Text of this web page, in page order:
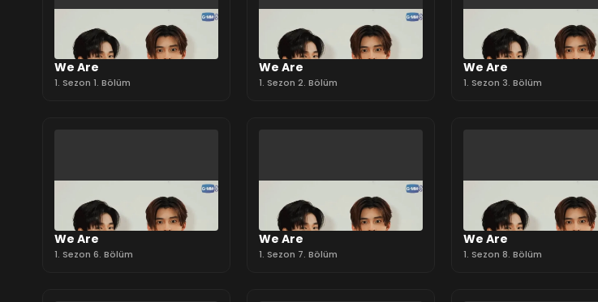
We Are
1. Sezon 1. Bölüm
We Are
1. Sezon 2. Bölüm
We Are
1. Sezon 3. Bölüm
We Are
1. Sezon 6. Bölüm
We Are
1. Sezon 7. Bölüm
We Are
1. Sezon 8. Bölüm